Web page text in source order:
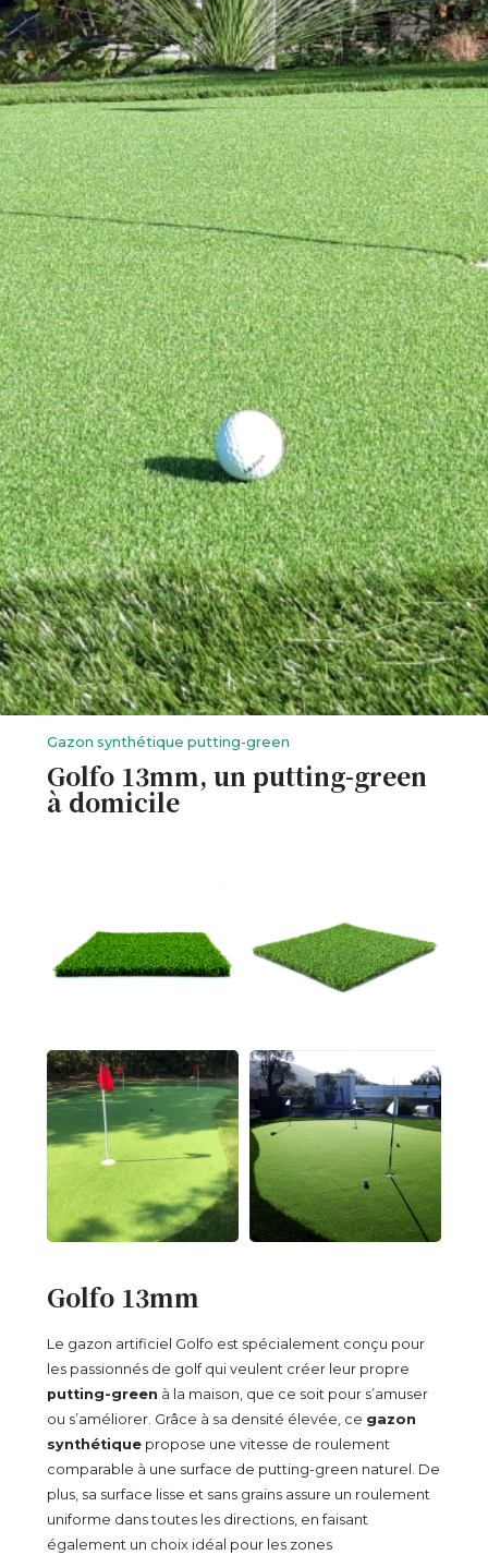
Gazon synthétique putting-green
Golfo 13mm, un putting-green
à domicile
Golfo 13mm
Le gazon artificiel Golfo est spécialement conçu pour
les passionnés de golf qui veulent créer leur propre
putting-green à la maison, que ce soit pour s’amuser
ou s’améliorer. Grâce à sa densité élevée, ce gazon
synthétiquepropose une vitesse de roulement
comparable à une surface de putting-green naturel. De
plus, sa surface lisse et sans grains assure un roulement
uniforme dans toutes les directions, en faisant
également un choix idéal pour les zones